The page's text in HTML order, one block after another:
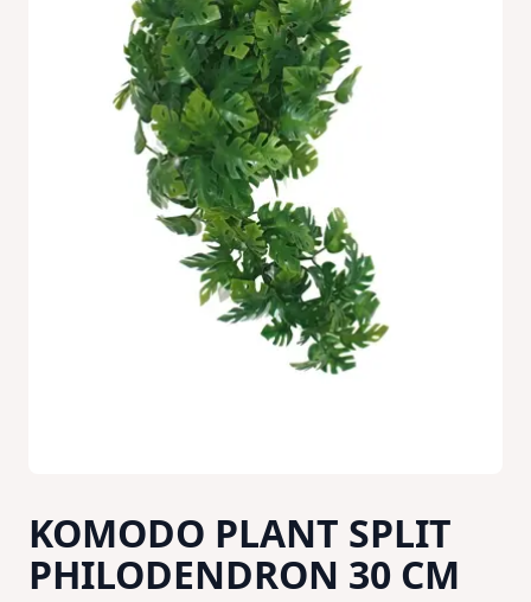
KOMODO PLANT SPLIT
PHILODENDRON 30 CM